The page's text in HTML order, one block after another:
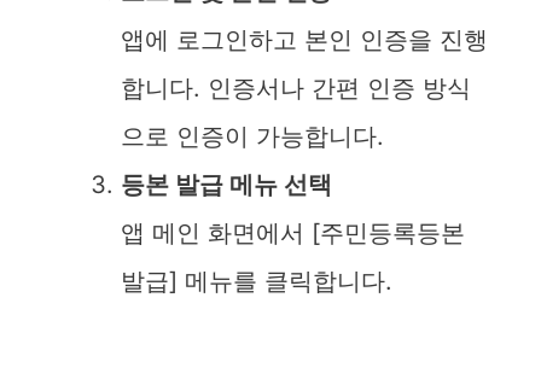
앱에 로그인하고 본인 인증을 진행
합니다. 인증서나 간편 인증 방식
으로 인증이 가능합니다.
등본 발급 메뉴 선택
앱 메인 화면에서 [주민등록등본
발급] 메뉴를 클릭합니다.